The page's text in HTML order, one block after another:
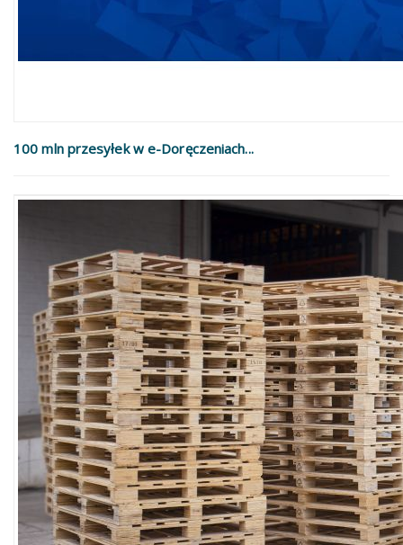
100 mln przesyłek w e-Doręczeniach...